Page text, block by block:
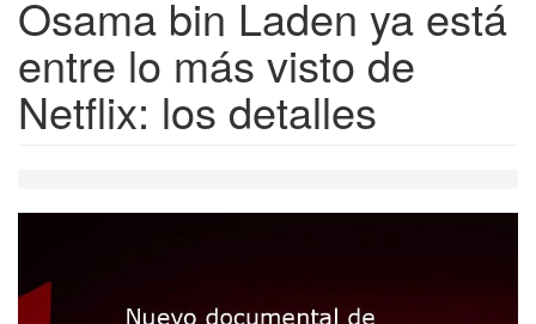
Osama bin Laden ya está
entre lo más visto de
Netflix: los detalles